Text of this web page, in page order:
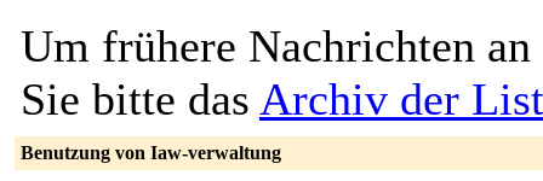
Um frühere Nachrichten an
Sie bitte das Archiv der
Benutzung von Iaw-verwaltung